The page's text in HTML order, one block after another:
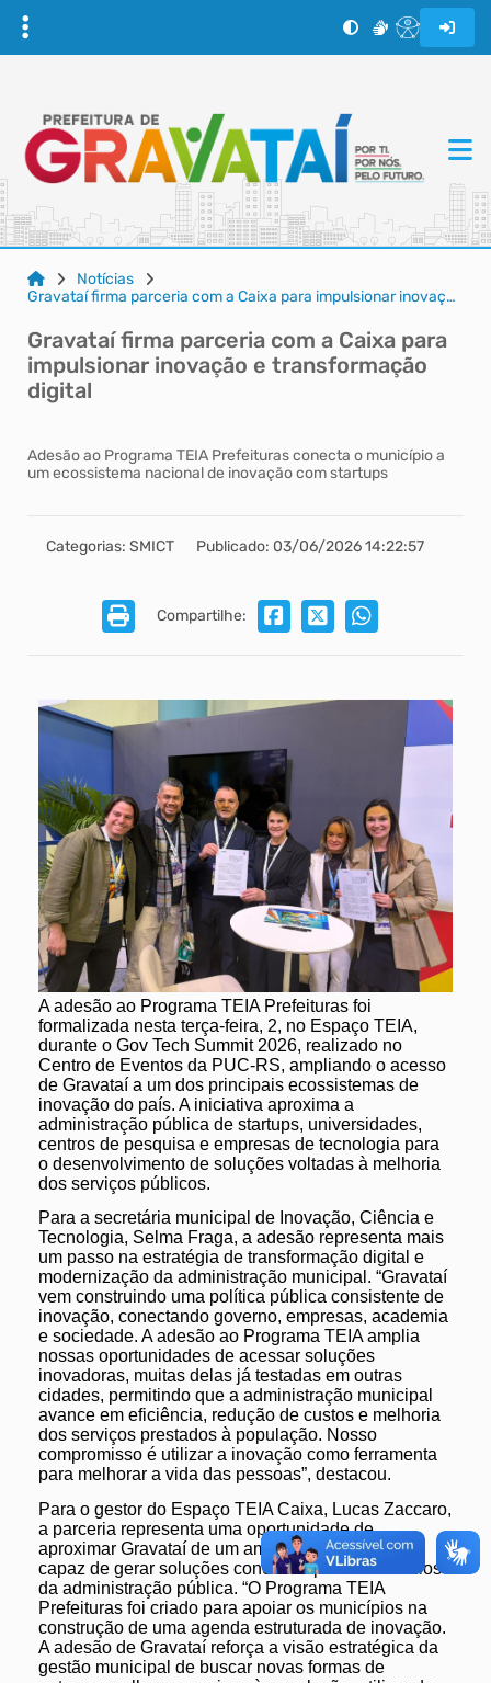
Notícias
Gravataí firma parceria com a Caixa para impulsionar inovação e transformação digital
Gravataí firma parceria com a Caixa para
impulsionar inovação e transformação
digital
Adesão ao Programa TEIA Prefeituras conecta o município a
um ecossistema nacional de inovação com startups
Categorias: SMICT Publicado: 03/06/2026 14:22:57
Compartilhe:
A adesão ao Programa TEIA Prefeituras foi
formalizada nesta terça-feira, 2, no Espaço TEIA,
durante o Gov Tech Summit 2026, realizado no
Centro de Eventos da PUC-RS, ampliando o acesso
de Gravataí a um dos principais ecossistemas de
inovação do país. A iniciativa aproxima a
administração pública de startups, universidades,
centros de pesquisa e empresas de tecnologia para
o desenvolvimento de soluções voltadas à melhoria
dos serviços públicos.
Para a secretária municipal de Inovação, Ciência e
Tecnologia, Selma Fraga, a adesão representa mais
um passo na estratégia de transformação digital e
modernização da administração municipal. “Gravataí
vem construindo uma política pública consistente de
inovação, conectando governo, empresas, academia
e sociedade. A adesão ao Programa TEIA amplia
nossas oportunidades de acessar soluções
inovadoras, muitas delas já testadas em outras
cidades, permitindo que a administração municipal
avance em eficiência, redução de custos e melhoria
dos serviços prestados à população. Nosso
compromisso é utilizar a inovação como ferramenta
para melhorar a vida das pessoas”, destacou.
Para o gestor do Espaço TEIA Caixa, Lucas Zaccaro,
a parceria representa uma oportunidade de
aproximar Gravataí de um ambiente de inovação
capaz de gerar soluções concretas para os desafios
da administração pública. “O Programa TEIA
Prefeituras foi criado para apoiar os municípios na
construção de uma agenda estruturada de inovação.
A adesão de Gravataí reforça a visão estratégica da
gestão municipal de buscar novas formas de